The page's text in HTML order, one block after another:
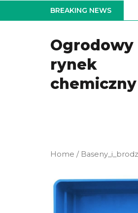
to
BREAKING NEWS
Ogrodowy
rynek
chemiczny
Home /